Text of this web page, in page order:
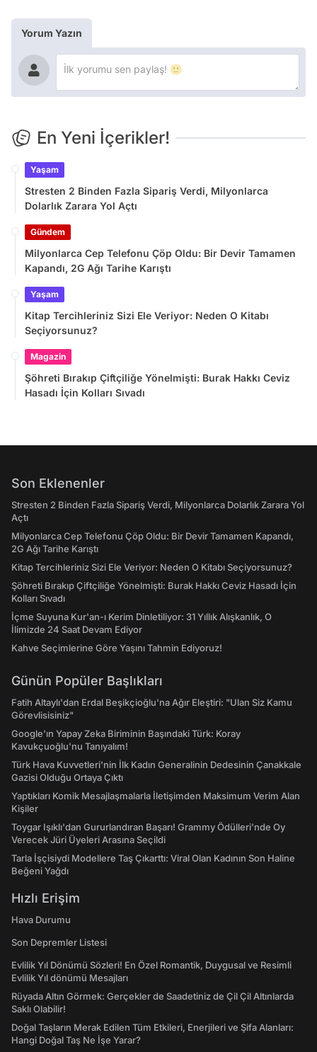
Yorum Yazın
En Yeni İçerikler!
Yaşam
Stresten 2 Binden Fazla Sipariş Verdi, Milyonlarca
Dolarlık Zarara Yol Açtı
Gündem
Milyonlarca Cep Telefonu Çöp Oldu: Bir Devir Tamamen
Kapandı, 2G Ağı Tarihe Karıştı
Yaşam
Kitap Tercihleriniz Sizi Ele Veriyor: Neden O Kitabı
Seçiyorsunuz?
Magazin
Şöhreti Bırakıp Çiftçiliğe Yönelmişti: Burak Hakkı Ceviz
Hasadı İçin Kolları Sıvadı
Son Eklenenler
Stresten 2 Binden Fazla Sipariş Verdi, Milyonlarca Dolarlık Zarara Yol
Açtı
Milyonlarca Cep Telefonu Çöp Oldu: Bir Devir Tamamen Kapandı,
2G Ağı Tarihe Karıştı
Kitap Tercihleriniz Sizi Ele Veriyor: Neden O Kitabı Seçiyorsunuz?
Şöhreti Bırakıp Çiftçiliğe Yönelmişti: Burak Hakkı Ceviz Hasadı İçin
Kolları Sıvadı
İçme Suyuna Kur'an-ı Kerim Dinletiliyor: 31 Yıllık Alışkanlık, O
İlimizde 24 Saat Devam Ediyor
Kahve Seçimlerine Göre Yaşını Tahmin Ediyoruz!
Günün Popüler Başlıkları
Fatih Altaylı'dan Erdal Beşikçioğlu'na Ağır Eleştiri: "Ulan Siz Kamu
Görevlisisiniz"
Google'ın Yapay Zeka Biriminin Başındaki Türk: Koray
Kavukçuoğlu'nu Tanıyalım!
Türk Hava Kuvvetleri'nin İlk Kadın Generalinin Dedesinin Çanakkale
Gazisi Olduğu Ortaya Çıktı
Yaptıkları Komik Mesajlaşmalarla İletişimden Maksimum Verim Alan
Kişiler
Toygar Işıklı'dan Gururlandıran Başarı! Grammy Ödülleri'nde Oy
Verecek Jüri Üyeleri Arasına Seçildi
Tarla İşçisiydi Modellere Taş Çıkarttı: Viral Olan Kadının Son Haline
Beğeni Yağdı
Hızlı Erişim
Hava Durumu
Son Depremler Listesi
Evlilik Yıl Dönümü Sözleri! En Özel Romantik, Duygusal ve Resimli
Evlilik Yıl dönümü Mesajları
Rüyada Altın Görmek: Gerçekler de Saadetiniz de Çil Çil Altınlarda
Saklı Olabilir!
Doğal Taşların Merak Edilen Tüm Etkileri, Enerjileri ve Şifa Alanları:
Hangi Doğal Taş Ne İşe Yarar?